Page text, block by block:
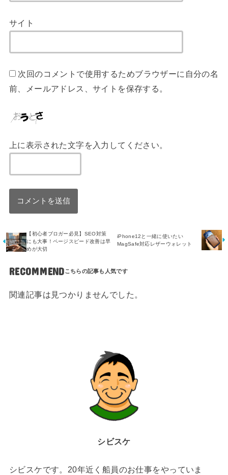
サイト
次回のコメントで使用するためブラウザーに自分の名
前、メールアドレス、サイトを保存する。
上に表示された文字を入力してください。
【初心者ブロガー必見】SEO対策
にも大事！ページスピード改善は早
めが大切
iPhone12と一緒に使いたい
MagSafe対応レザーウォレット
RECOMMEND
関連記事は見つかりませんでした。
シビスケ
シビスケです。20年近く船員のお仕事をやっていま